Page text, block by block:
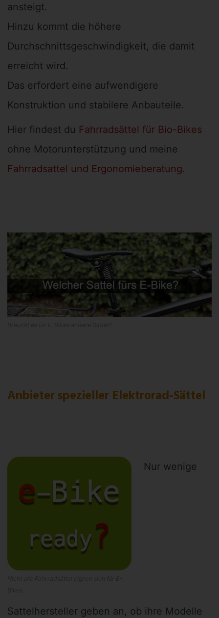
ansteigt.
Hinzu kommt die höhere
Durchschnittsgeschwindigkeit, die damit
erreicht wird.
Das erfordert eine aufwendigere
Konstruktion und stabilere Anbauteile.
Hier findest du Fahrradsättel für Bio-Bikes
ohne Motorunterstützung und meine
Fahrradsattel und Ergonomieberatung.
Anbieter spezieller Elektrorad-Sättel
Nur wenige
Sattelhersteller geben an, ob ihre Modelle